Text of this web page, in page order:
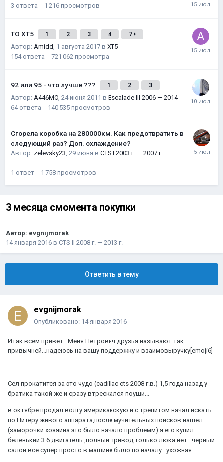
3 ответа 1 216 просмотров
ТО XT5 1 2 3 4 7
Автор: Amidd, 1 августа 2017 в XT5
154 ответа 721 062 просмотра
92 или 95 - что лучше ??? 1 2 3
Автор: A446MO, 24 июня 2011 в Escalade III 2006 — 2014
64 ответа 140 535 просмотров
Сгорела коробка на 280000км. Как предотвратить в
следующий раз? Доп. охлаждение?
Автор: zelevsky23, 29 июня в CTS I 2003 г. — 2007 г.
1 ответ 1 758 просмотров
3 месяца смомента покупки
Автор: evgnijmorak
14 января 2016 в CTS II 2008 г. — 2013 г.
Ответить в тему
evgnijmorak
Опубликовано: 14 января 2016
Итак всем привет...Меня Петрович друзья называют так
привычней...надеюсь на вашу поддержку и взаимовыручку[emoji6]
Сел прокатится за это чудо (cadillac cts 2008 г.в.) 1,5 года назад у
братика такой же и сразу втрескался поуши...
в октябре продал волгу американскую и с трепитом начал искать
по Питеру живого аппарата,после мучительных поисков нашел.
(заморочки хозяина это было начало проблемм) я его купил
беленький 3.6 двигатель ,полный привод,только люка нет...черный
салон все супер просто в машине было по началу...ухожная